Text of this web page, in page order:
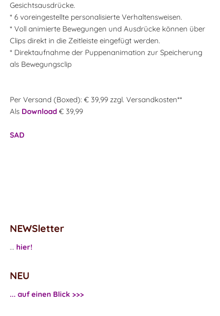
Gesichtsausdrücke.
* 6 voreingestellte personalisierte Verhaltensweisen.
* Voll animierte Bewegungen und Ausdrücke können über
Clips direkt in die Zeitleiste eingefügt werden.
* Direktaufnahme der Puppenanimation zur Speicherung
als Bewegungsclip
Per Versand (Boxed): € 39,99 zzgl. Versandkosten**
Als Download € 39,99
SAD
NEWSletter
... hier!
NEU
... auf einen Blick >>>